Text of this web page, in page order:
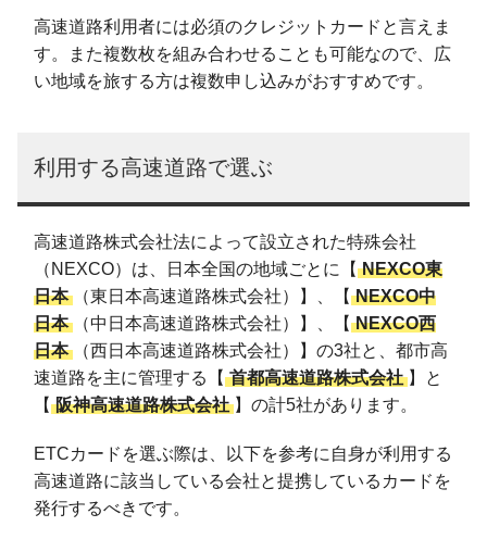
高速道路利用者には必須のクレジットカードと言えま
す。また複数枚を組み合わせることも可能なので、広
い地域を旅する方は複数申し込みがおすすめです。
利用する高速道路で選ぶ
高速道路株式会社法によって設立された特殊会社
（NEXCO）は、日本全国の地域ごとに【 NEXCO東
日本
（東日本高速道路株式会社）】、【 NEXCO中
日本
（中日本高速道路株式会社）】、【 NEXCO西
日本
（西日本高速道路株式会社）】の3社と、都市高
速道路を主に管理する【 首都高速道路株式会社 】と
【 阪神高速道路株式会社 】の計5社があります。
ETCカードを選ぶ際は、以下を参考に自身が利用する
高速道路に該当している会社と提携しているカードを
発行するべきです。